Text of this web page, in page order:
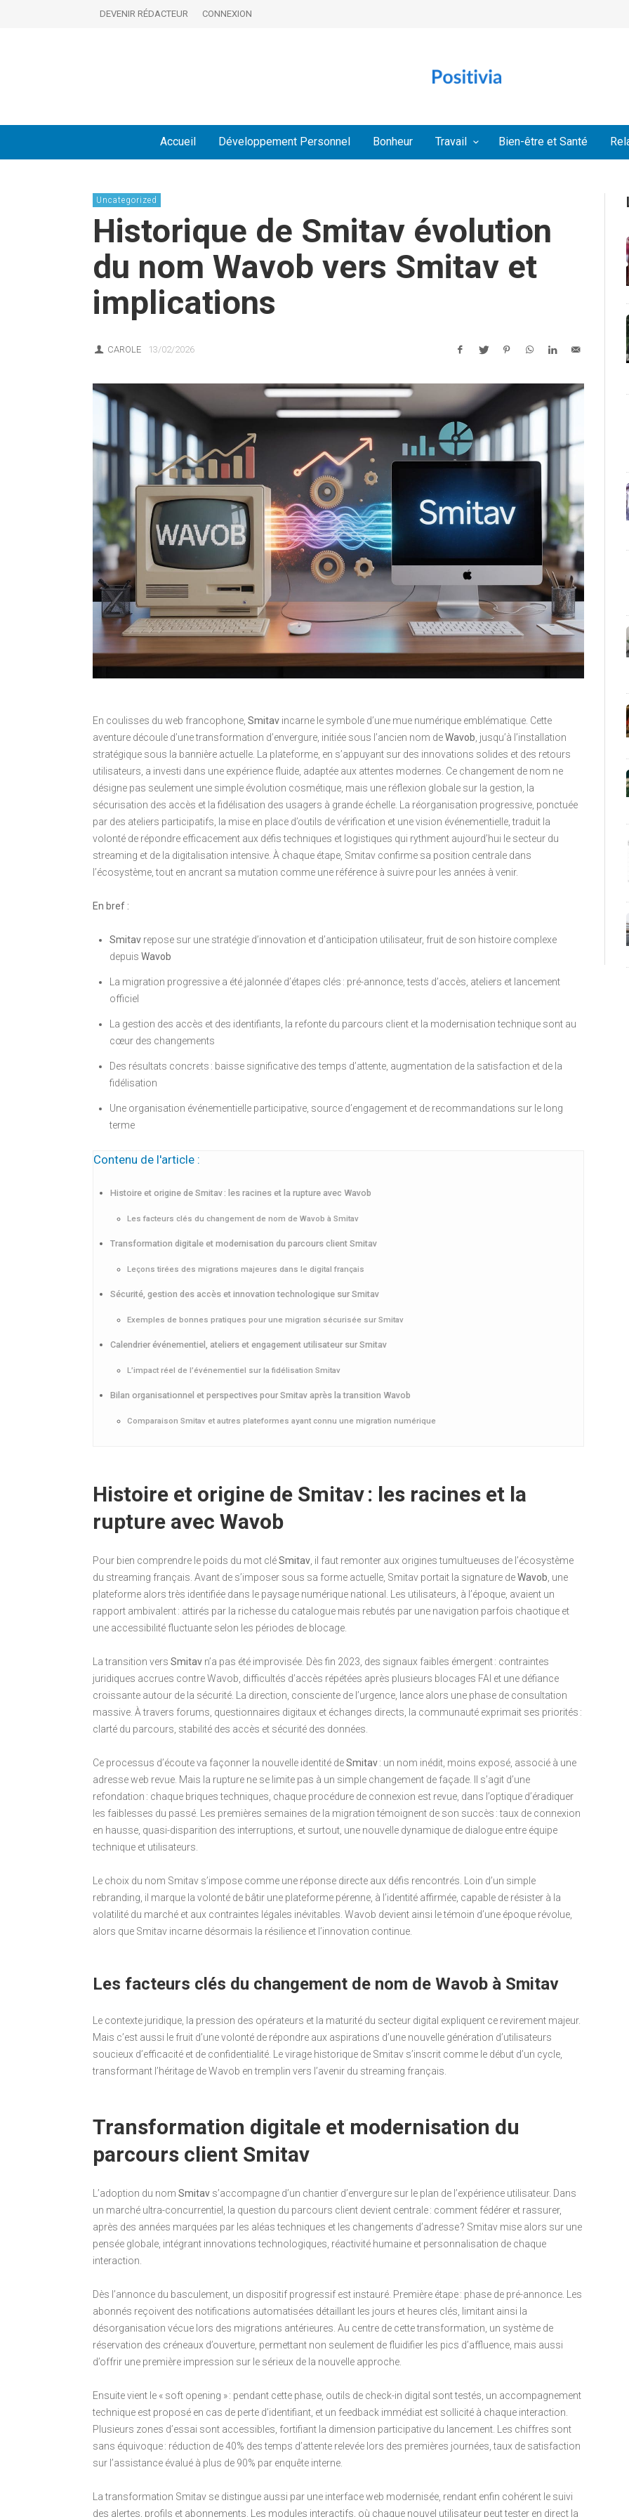
DEVENIR RÉDACTEUR CONNEXION
Accueil Développement Personnel Bonheur Travail Bien-être et Santé
Uncategorized
Historique de Smitav évolution
du nom Wavob vers Smitav et
implications
CAROLE 13/02/2026
En coulisses du web francophone, Smitav incarne le symbole d’une mue numérique emblématique. Cette
aventure découle d’une transformation d’envergure, initiée sous l’ancien nom deWavob , jusqu’à l’installation
stratégique sous la bannière actuelle. La plateforme, en s’appuyant sur des innovations solides et des retours
utilisateurs, a investi dans une expérience fluide, adaptée aux attentes modernes. Ce changement de nom ne
désigne pas seulement une simple évolution cosmétique, mais une réflexion globale sur la gestion, la
sécurisation des accès et la fidélisation des usagers à grande échelle. La réorganisation progressive, ponctuée
par des ateliers participatifs, la mise en place d’outils de vérification et une vision événementielle, traduit la
volonté de répondre efficacement aux défis techniques et logistiques qui rythment aujourd’hui le secteur du
streaming et de la digitalisation intensive. À chaque étape, Smitav confirme sa position centrale dans
l’écosystème, tout en ancrant sa mutation comme une référence à suivre pour les années à venir.
En bref :
Smitav repose sur une stratégie d’innovation et d’anticipation utilisateur, fruit de son histoire complexe
depuis Wavob
La migration progressive a été jalonnée d’étapes clés : pré-annonce, tests d’accès, ateliers et lancement
officiel
La gestion des accès et des identifiants, la refonte du parcours client et la modernisation technique sont au
cœur des changements
Des résultats concrets : baisse significative des temps d’attente, augmentation de la satisfaction et de la
fidélisation
Une organisation événementielle participative, source d’engagement et de recommandations sur le long
terme
Contenu de l'article :
Histoire et origine de Smitav : les racines et la rupture avec Wavob
Les facteurs clés du changement de nom de Wavob à Smitav
Transformation digitale et modernisation du parcours client Smitav
Leçons tirées des migrations majeures dans le digital français
Sécurité, gestion des accès et innovation technologique sur Smitav
Exemples de bonnes pratiques pour une migration sécurisée sur Smitav
Calendrier événementiel, ateliers et engagement utilisateur sur Smitav
L’impact réel de l’événementiel sur la fidélisation Smitav
Bilan organisationnel et perspectives pour Smitav après la transition Wavob
Comparaison Smitav et autres plateformes ayant connu une migration numérique
Histoire et origine de Smitav : les racines et la
rupture avec Wavob
Pour bien comprendre le poids du mot cléSmitav , il faut remonter aux origines tumultueuses de l’écosystème
du streaming français. Avant de s’imposer sous sa forme actuelle, Smitav portait la signature deWavob , une
plateforme alors très identifiée dans le paysage numérique national. Les utilisateurs, à l’époque, avaient un
rapport ambivalent : attirés par la richesse du catalogue mais rebutés par une navigation parfois chaotique et
une accessibilité fluctuante selon les périodes de blocage.
La transition vers Smitav n’a pas été improvisée. Dès fin 2023, des signaux faibles émergent : contraintes
juridiques accrues contre Wavob, difficultés d’accès répétées après plusieurs blocages FAI et une défiance
croissante autour de la sécurité. La direction, consciente de l’urgence, lance alors une phase de consultation
massive. À travers forums, questionnaires digitaux et échanges directs, la communauté exprimait ses priorités :
clarté du parcours, stabilité des accès et sécurité des données.
Ce processus d’écoute va façonner la nouvelle identité deSmitav: un nom inédit, moins exposé, associé à une
adresse web revue. Mais la rupture ne se limite pas à un simple changement de façade. Il s’agit d’une
refondation : chaque briques techniques, chaque procédure de connexion est revue, dans l’optique d’éradiquer
les faiblesses du passé. Les premières semaines de la migration témoignent de son succès : taux de connexion
en hausse, quasi-disparition des interruptions, et surtout, une nouvelle dynamique de dialogue entre équipe
technique et utilisateurs.
Le choix du nom Smitav s’impose comme une réponse directe aux défis rencontrés. Loin d’un simple
rebranding, il marque la volonté de bâtir une plateforme pérenne, à l’identité affirmée, capable de résister à la
volatilité du marché et aux contraintes légales inévitables. Wavob devient ainsi le témoin d’une époque révolue,
alors que Smitav incarne désormais la résilience et l’innovation continue.
Les facteurs clés du changement de nom de Wavob à Smitav
Le contexte juridique, la pression des opérateurs et la maturité du secteur digital expliquent ce revirement majeur.
Mais c’est aussi le fruit d’une volonté de répondre aux aspirations d’une nouvelle génération d’utilisateurs
soucieux d’efficacité et de confidentialité. Le virage historique de Smitav s’inscrit comme le début d’un cycle,
transformant l’héritage de Wavob en tremplin vers l’avenir du streaming français.
Transformation digitale et modernisation du
parcours client Smitav
L’adoption du nom Smitav s’accompagne d’un chantier d’envergure sur le plan de l’expérience utilisateur. Dans
un marché ultra-concurrentiel, la question du parcours client devient centrale : comment fédérer et rassurer,
après des années marquées par les aléas techniques et les changements d’adresse ? Smitav mise alors sur une
pensée globale, intégrant innovations technologiques, réactivité humaine et personnalisation de chaque
interaction.
Dès l’annonce du basculement, un dispositif progressif est instauré. Première étape : phase de pré-annonce. Les
abonnés reçoivent des notifications automatisées détaillant les jours et heures clés, limitant ainsi la
désorganisation vécue lors des migrations antérieures. Au centre de cette transformation, un système de
réservation des créneaux d’ouverture, permettant non seulement de fluidifier les pics d’affluence, mais aussi
d’offrir une première impression sur le sérieux de la nouvelle approche.
Ensuite vient le « soft opening » : pendant cette phase, outils de check-in digital sont testés, un accompagnement
technique est proposé en cas de perte d’identifiant, et un feedback immédiat est sollicité à chaque interaction.
Plusieurs zones d’essai sont accessibles, fortifiant la dimension participative du lancement. Les chiffres sont
sans équivoque : réduction de 40% des temps d’attente relevée lors des premières journées, taux de satisfaction
sur l’assistance évalué à plus de 90% par enquête interne.
La transformation Smitav se distingue aussi par une interface web modernisée, rendant enfin cohérent le suivi
des alertes, profils et abonnements. Les modules interactifs, où chaque nouvel utilisateur peut tester en direct la